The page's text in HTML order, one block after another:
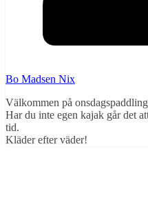
Bo Madsen Nix
Välkommen på
Har du inte egen kajak går det
tid.
Kläder efter väder!